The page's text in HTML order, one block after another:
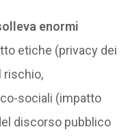
enormi
etiche (privacy dei
rischio,
sociali (impatto
discorso pubblico